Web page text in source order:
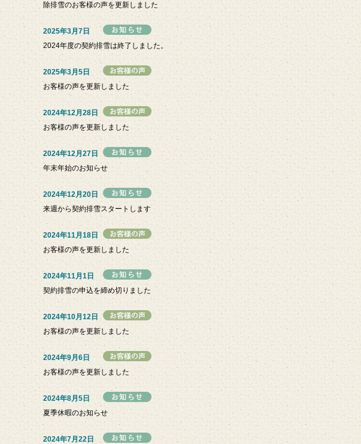
除排雪のお客様の声を更新しました
2025年3月7日
2024年度の契約排雪は終了しました。
2025年3月5日
お客様の声を更新しました
2024年12月28日
お客様の声を更新しました
2024年12月27日
年末年始のお知らせ
2024年12月20日
来週から契約排雪スタートします
2024年11月18日
お客様の声を更新しました
2024年11月1日
契約排雪の申込を締め切りました
2024年10月12日
お客様の声を更新しました
2024年9月6日
お客様の声を更新しました
2024年8月5日
夏季休暇のお知らせ
2024年7月22日